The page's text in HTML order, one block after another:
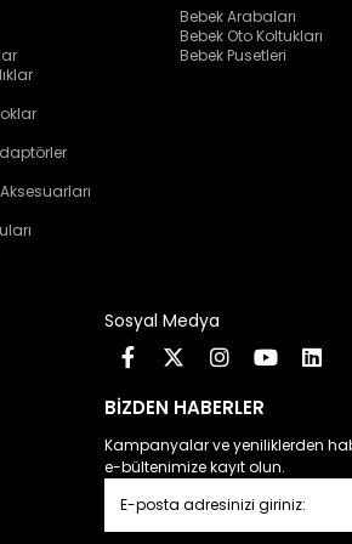
Bebek Arabaları
Bebek Oto Koltukları
Bebek Pusetleri
Sosyal Medya
BİZDEN HABERLER
Kampanyalar ve yeniliklerden
e-bültenimize kayıt olun.